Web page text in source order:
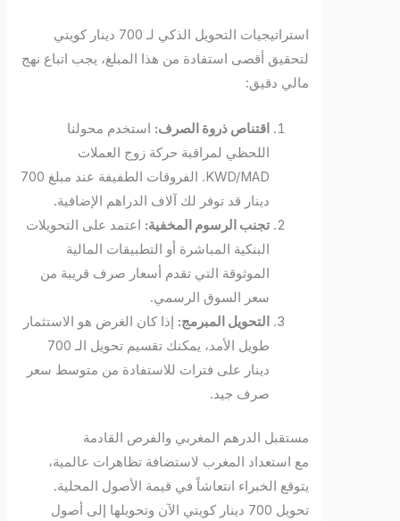
استراتيجيات التحويل الذكي لـ 700 دينار كويتي
لتحقيق أقصى استفادة من هذا المبلغ، يجب اتباع نهج
مالي دقيق:
اقتناص ذروة الصرف:استخدم محولنا
اللحظي لمراقبة حركة زوج العملات
KWD/MAD. الفروقات الطفيفة عند مبلغ 700
دينار قد توفر لك آلاف الدراهم الإضافية.
تجنب الرسوم المخفية:اعتمد على التحويلات
البنكية المباشرة أو التطبيقات المالية
الموثوقة التي تقدم أسعار صرف قريبة من
سعر السوق الرسمي.
التحويل المبرمج:إذا كان الغرض هو الاستثمار
طويل الأمد، يمكنك تقسيم تحويل الـ 700
دينار على فترات للاستفادة من متوسط سعر
صرف جيد.
مستقبل الدرهم المغربي والفرص القادمة
مع استعداد المغرب لاستضافة تظاهرات عالمية،
يتوقع الخبراء انتعاشاً في قيمة الأصول المحلية.
تحويل 700 دينار كويتي الآن وتحويلها إلى أصول